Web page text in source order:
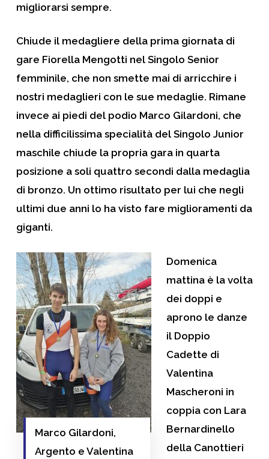
migliorarsi sempre.
Chiude il medagliere della prima giornata di
gare Fiorella Mengotti nel Singolo Senior
femminile, che non smette mai di arricchire i
nostri medaglieri con le sue medaglie. Rimane
invece ai piedi del podio Marco Gilardoni, che
nella difficilissima specialità del Singolo Junior
maschile chiude la propria gara in quarta
posizione a soli quattro secondi dalla medaglia
di bronzo. Un ottimo risultato per lui che negli
ultimi due anni lo ha visto fare miglioramenti da
giganti.
Marco Gilardoni,
Argento e Valentina
Domenica
mattina è la volta
dei doppi e
aprono le danze
il Doppio
Cadette di
Valentina
Mascheroni in
coppia con Lara
Bernardinello
della Canottieri